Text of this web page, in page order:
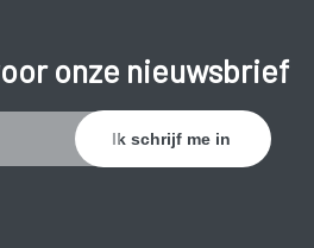
onze nieuwsbrief